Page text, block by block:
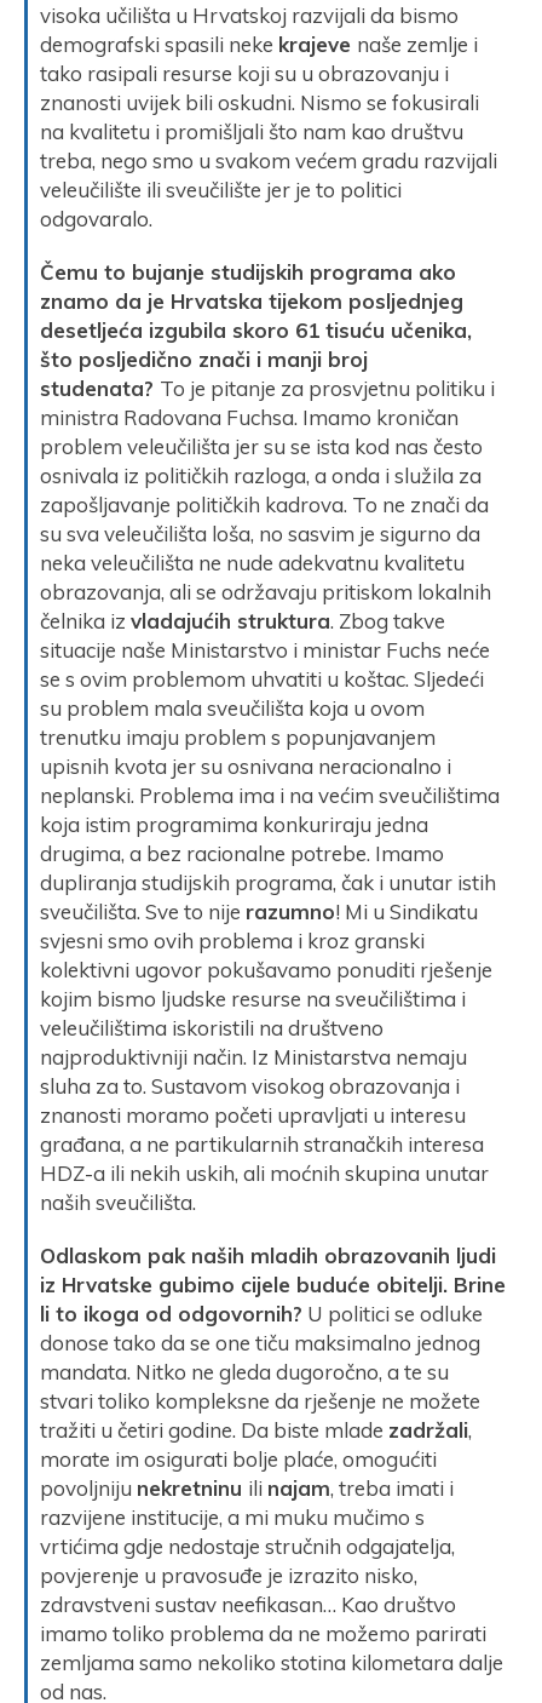
visoka učilišta u Hrvatskoj razvijali da bismo
demografski spasili neke krajeve naše zemlje i
tako rasipali resurse koji su u obrazovanju i
znanosti uvijek bili oskudni. Nismo se fokusirali
na kvalitetu i promišljali što nam kao društvu
treba, nego smo u svakom većem gradu razvijali
veleučilište ili sveučilište jer je to politici
odgovaralo.
Čemu to bujanje studijskih programa ako
znamo da je Hrvatska tijekom posljednjeg
desetljeća izgubila skoro 61 tisuću učenika,
što posljedično znači i manji broj
studenata? To je pitanje za prosvjetnu politiku i
ministra Radovana Fuchsa. Imamo kroničan
problem veleučilišta jer su se ista kod nas često
osnivala iz političkih razloga, a onda i služila za
zapošljavanje političkih kadrova. To ne znači da
su sva veleučilišta loša, no sasvim je sigurno da
neka veleučilišta ne nude adekvatnu kvalitetu
obrazovanja, ali se održavaju pritiskom lokalnih
čelnika iz vladajućih struktura. Zbog takve
situacije naše Ministarstvo i ministar Fuchs neće
se s ovim problemom uhvatiti u koštac. Sljedeći
su problem mala sveučilišta koja u ovom
trenutku imaju problem s popunjavanjem
upisnih kvota jer su osnivana neracionalno i
neplanski. Problema ima i na većim sveučilištima
koja istim programima konkuriraju jedna
drugima, a bez racionalne potrebe. Imamo
dupliranja studijskih programa, čak i unutar istih
sveučilišta. Sve to nije razumno! Mi u Sindikatu
svjesni smo ovih problema i kroz granski
kolektivni ugovor pokušavamo ponuditi rješenje
kojim bismo ljudske resurse na sveučilištima i
veleučilištima iskoristili na društveno
najproduktivniji način. Iz Ministarstva nemaju
sluha za to. Sustavom visokog obrazovanja i
znanosti moramo početi upravljati u interesu
građana, a ne partikularnih stranačkih interesa
HDZ-a ili nekih uskih, ali moćnih skupina unutar
naših sveučilišta.
Odlaskom pak naših mladih obrazovanih ljudi
iz Hrvatske gubimo cijele buduće obitelji. Brine
li to ikoga od odgovornih? U politici se odluke
donose tako da se one tiču maksimalno jednog
mandata. Nitko ne gleda dugoročno, a te su
stvari toliko kompleksne da rješenje ne možete
tražiti u četiri godine. Da biste mlade zadržali,
morate im osigurati bolje plaće, omogućiti
povoljniju nekretninu ili najam, treba imati i
razvijene institucije, a mi muku mučimo s
vrtićima gdje nedostaje stručnih odgajatelja,
povjerenje u pravosuđe je izrazito nisko,
zdravstveni sustav neefikasan… Kao društvo
imamo toliko problema da ne možemo parirati
zemljama samo nekoliko stotina kilometara dalje
od nas.